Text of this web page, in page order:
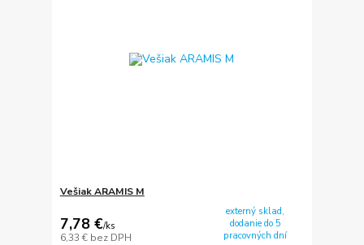
Vešiak ARAMIS M
7,78 €/ks
6,33 € bez DPH
externý sklad,
dodanie do 5
pracovných dní